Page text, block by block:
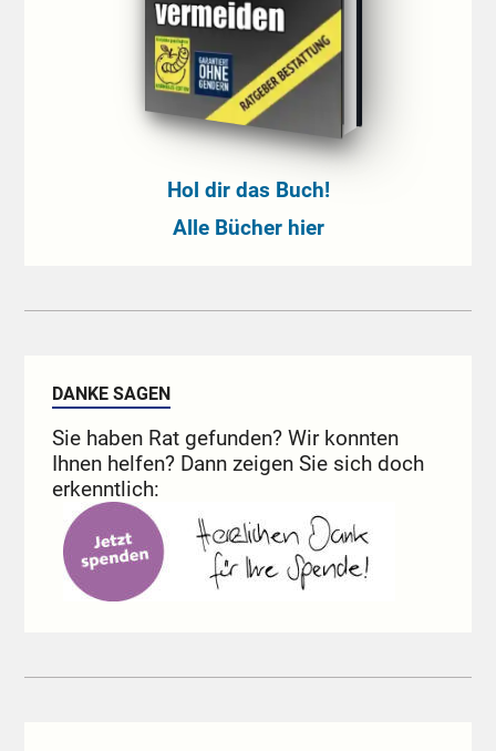
Hol dir das Buch!
Alle Bücher hier
DANKE SAGEN
Sie haben Rat gefunden? Wir konnten
Ihnen helfen? Dann zeigen Sie sich doch
erkenntlich: